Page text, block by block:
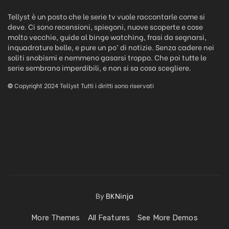
Tellyst è un posto che le serie tv vuole raccontarle come si
deve. Ci sono recensioni, spiegoni, nuove scoperte e cose
molto vecchie, guide al binge watching, frasi da segnarsi,
inquadrature belle, e pure un po’ di notizie. Senza cadere nei
soliti snobismi e nemmeno gasarsi troppo. Che poi tutte le
serie sembrano imperdibili, e non si sa cosa scegliere.
©Copyright 2024 Tellyst Tutti i diritti sono riservati
By BKNinja
More Themes All Features See More Demos